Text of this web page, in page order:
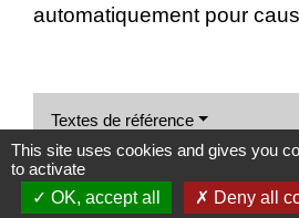
automatiquement pour
Textes de référence
Signaler une
This site uses cookies and gives you
to activate
OK, accept all
Deny all